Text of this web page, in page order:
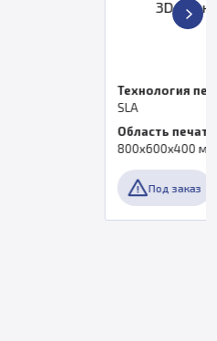
3D принтер XJRP SPS 800B